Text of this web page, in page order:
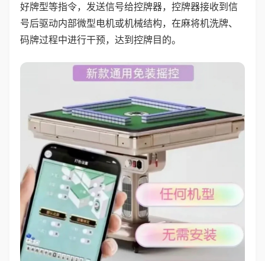
好牌型等指令，发送信号给控牌器，控牌器接收到信
号后驱动内部微型电机或机械结构，在麻将机洗牌、
码牌过程中进行干预，达到控牌目的。